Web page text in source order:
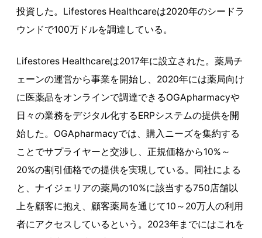
投資した。Lifestores Healthcareは2020年のシードラ
ウンドで100万ドルを調達している。
Lifestores Healthcareは2017年に設立された。薬局チ
ェーンの運営から事業を開始し、2020年には薬局向け
に医薬品をオンラインで調達できるOGApharmacyや
日々の業務をデジタル化するERPシステムの提供を開
始した。OGApharmacyでは、購入ニーズを集約する
ことでサプライヤーと交渉し、正規価格から10%～
20%の割引価格での提供を実現している。同社による
と、ナイジェリアの薬局の10%に該当する750店舗以
上を顧客に抱え、顧客薬局を通じて10～20万人の利用
者にアクセスしているという。2023年までにはこれを